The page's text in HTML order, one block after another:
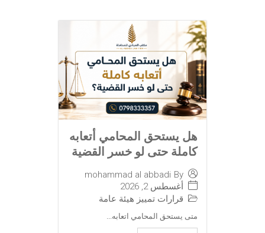
هل يستحق المحامي أتعابه
كاملة حتى لو خسر القضية
By
mohammad al abbadi
أغسطس 2, 2026
قرارات تمييز هيئة عامة
متى يستحق المحامي اتعابه...